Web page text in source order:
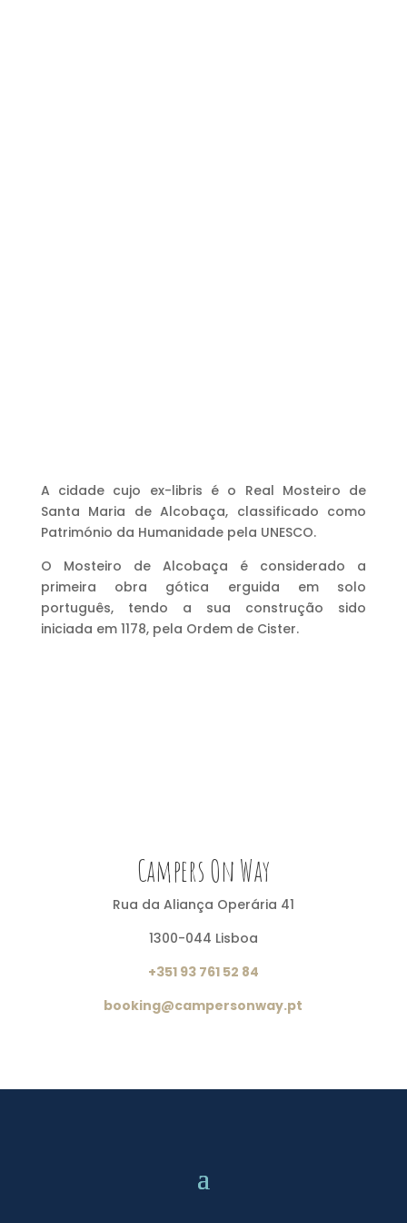
A cidade cujo ex-libris é o Real Mosteiro de
Santa Maria de Alcobaça, classificado como
Património da Humanidade pela UNESCO.
O Mosteiro de Alcobaça é considerado a
primeira obra gótica erguida em solo
português, tendo a sua construção sido
iniciada em 1178, pela Ordem de Cister.
Campers On Way
Rua da Aliança Operária 41
1300-044 Lisboa
+351 93 761 52 84
booking@campersonway.pt